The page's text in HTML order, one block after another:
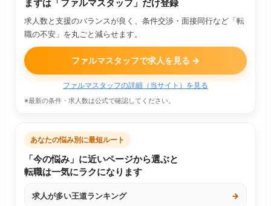
まずは「ファルマスタッフ」だけ登録
求人数と支援のバランスが良く、条件交渉・面接同行など「転
職の不安」を丸ごと減らせます。
ファルマスタッフで求人を見る →
ファルマスタッフの詳細（当サイト）を見る
※最新の条件・求人数は公式で確認してください。
あなたの悩み別に最短ルート
「今の悩み」に近いページから選ぶと
転職は一気にラクになります
求人が多い王道ランキング →